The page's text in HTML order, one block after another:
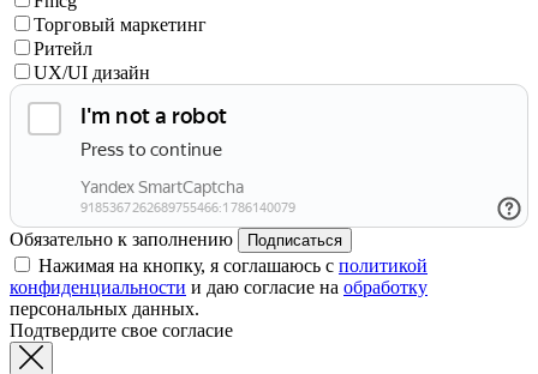
Торговый маркетинг
Ритейл
UX/UI дизайн
Обязательно к заполнению Подписаться
Нажимая на кнопку, я соглашаюсь с политикой
конфиденциальности и даю согласие на обработку
персональных данных.
Подтвердите свое согласие